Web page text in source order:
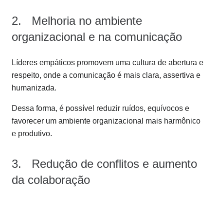
2. Melhoria no ambiente
organizacional e na comunicação
Líderes empáticos promovem uma cultura de abertura e
respeito, onde a comunicação é mais clara, assertiva e
humanizada.
Dessa forma, é possível reduzir ruídos, equívocos e
favorecer um ambiente organizacional mais harmônico
e produtivo.
3. Redução de conflitos e aumento
da colaboração